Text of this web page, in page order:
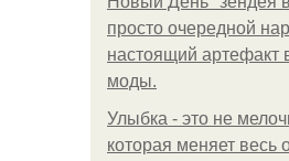
просто очередной
настоящий артефакт
моды.
Улыбка - это не
которая меняет весь